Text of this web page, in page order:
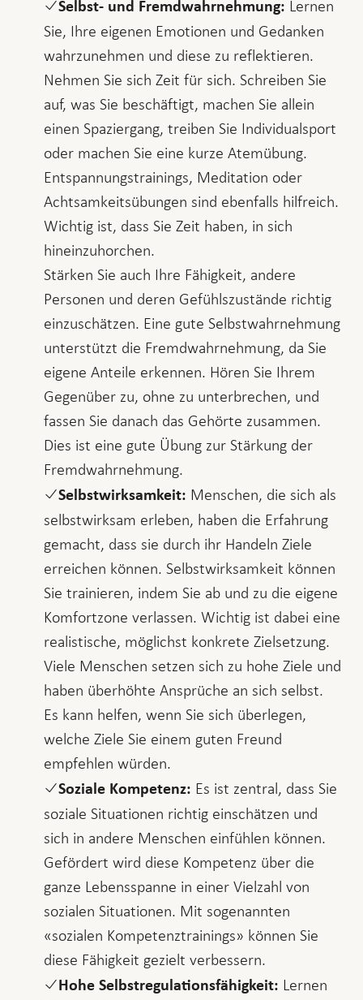
Selbst- und Fremdwahrnehmung: Lernen
Sie, Ihre eigenen Emotionen und Gedanken
wahrzunehmen und diese zu reflektieren.
Nehmen Sie sich Zeit für sich. Schreiben Sie
auf, was Sie beschäftigt, machen Sie allein
einen Spaziergang, treiben Sie Individualsport
oder machen Sie eine kurze Atemübung.
Entspannungstrainings, Meditation oder
Achtsamkeitsübungen sind ebenfalls hilfreich.
Wichtig ist, dass Sie Zeit haben, in sich
hineinzuhorchen.
Stärken Sie auch Ihre Fähigkeit, andere
Personen und deren Gefühlszustände richtig
einzuschätzen. Eine gute Selbstwahrnehmung
unterstützt die Fremdwahrnehmung, da Sie
eigene Anteile erkennen. Hören Sie Ihrem
Gegenüber zu, ohne zu unterbrechen, und
fassen Sie danach das Gehörte zusammen.
Dies ist eine gute Übung zur Stärkung der
Fremdwahrnehmung.
Selbstwirksamkeit: Menschen, die sich als
selbstwirksam erleben, haben die Erfahrung
gemacht, dass sie durch ihr Handeln Ziele
erreichen können. Selbstwirksamkeit können
Sie trainieren, indem Sie ab und zu die eigene
Komfortzone verlassen. Wichtig ist dabei eine
realistische, möglichst konkrete Zielsetzung.
Viele Menschen setzen sich zu hohe Ziele und
haben überhöhte Ansprüche an sich selbst.
Es kann helfen, wenn Sie sich überlegen,
welche Ziele Sie einem guten Freund
empfehlen würden.
Soziale Kompetenz: Es ist zentral, dass Sie
soziale Situationen richtig einschätzen und
sich in andere Menschen einfühlen können.
Gefördert wird diese Kompetenz über die
ganze Lebensspanne in einer Vielzahl von
sozialen Situationen. Mit sogenannten
«sozialen Kompetenztrainings» können Sie
diese Fähigkeit gezielt verbessern.
Hohe Selbstregulationsfähigkeit: Lernen